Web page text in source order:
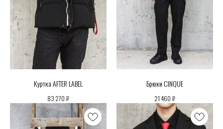
Куртка AFTER LABEL
83 270 ₽
Брюки CINQUE
21 460 ₽